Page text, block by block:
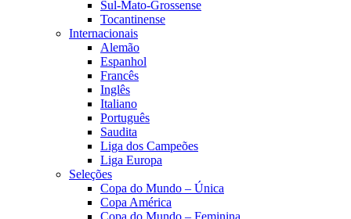
Sul-Mato-Grossense
Tocantinense
Internacionais
Alemão
Espanhol
Francês
Inglês
Italiano
Português
Saudita
Liga dos Campeões
Liga Europa
Seleções
Copa do Mundo – Única
Copa América
Copa do Mundo – Feminina